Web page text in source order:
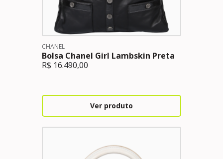
CHANEL
Bolsa Chanel Girl Lambskin Preta
R$ 16.490,00
Ver produto